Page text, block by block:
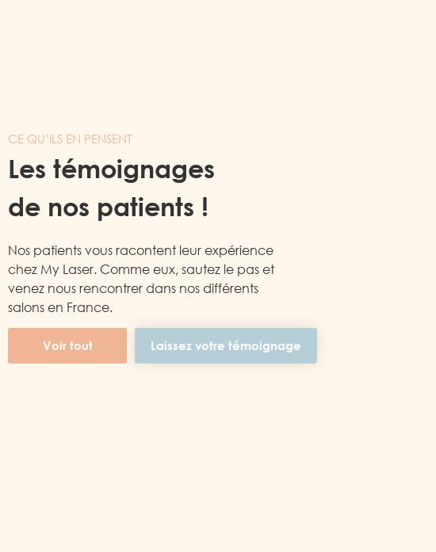
CE QU’ILS EN PENSENT
Les témoignages
de nos patients !
Nos patients vous racontent leur expérience
chez My Laser. Comme eux, sautez le pas et
venez nous rencontrer dans nos différents
salons en France.
Voir tout Laissez votre témoignage